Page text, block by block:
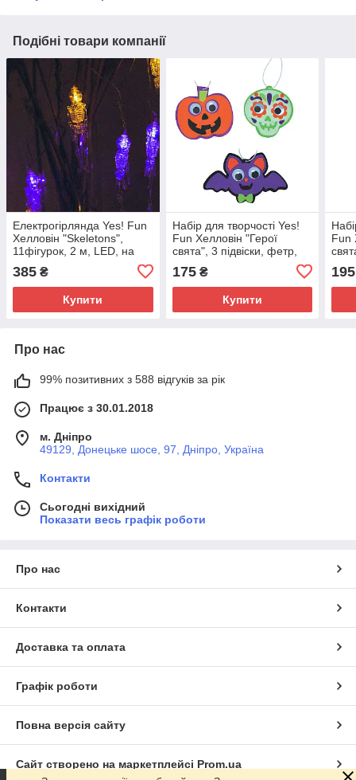
Подібні товари компанії
Електрогірлянда Yes! Fun
Хелловін "Skeletons",
11фігурок, 2 м, LED, на
385 ₴
Купити
Набір для творчості Yes!
Fun Хелловін "Герої
свята", 3 підвіски, фетр,
175₴
Купити
Fun
195
Про нас
99% позитивних з 588 відгуків за рік
Працює з 30.01.2018
м. Дніпро
49129, Донецьке шосе, 97, Дніпро, Україна
Контакти
Сьогодні вихідний
Показати весь графік роботи
Про нас
Контакти
Доставка та оплата
Графік роботи
Повна версія сайту
Сайт створено на маркетплейсі Prom.ua